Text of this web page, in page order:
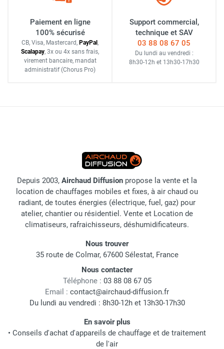
Paiement en ligne
100% sécurisé
CB, Visa, Mastercard, PayPal ,
Scalapay, 3x ou 4x sans frais,
virement bancaire, mandat
administratif (Chorus Pro)
Support commercial,
technique et SAV
03 88 08 67 05
Du lundi au vendredi :
8h30-12h et 13h30-17h30
Depuis 2003, Airchaud Diffusion propose la vente et la
location de chauffages mobiles et fixes, à air chaud ou
radiant, de toutes énergies (électrique, fuel, gaz) pour
atelier, chantier ou résidentiel. Vente et Location de
climatiseurs, rafraichisseurs, déshumidificateurs.
Nous trouver
35 route de Colmar, 67600 Sélestat, France
Nous contacter
Téléphone : 03 88 08 67 05
Email : contact@airchaud-diffusion.fr
Du lundi au vendredi : 8h30-12h et 13h30-17h30
En savoir plus
• Conseils d'achat d'appareils de chauffage et de traitement
de l'air